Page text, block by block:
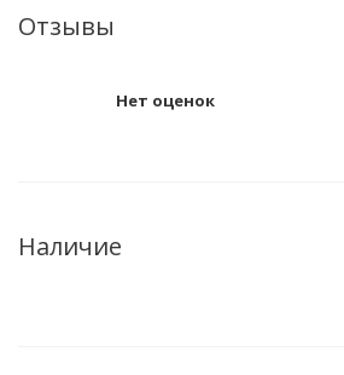
Отзывы
Нет оценок
Наличие